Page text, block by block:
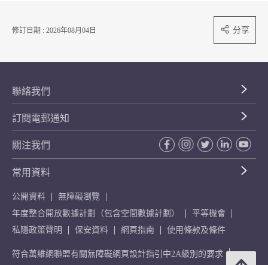
修訂日期 : 2026年08月04日 分享
聯絡我們
訂閱電郵通知
關注我們
常用資料
公開資料
無障礙瀏覽
年度整合開放數據計劃（包含空間數據計劃）
平等機會
私隱政策聲明
保安資料 網頁指南 使用條款及條件
符合萬維網聯盟有關無障礙網頁設計指引中2A級別的要求